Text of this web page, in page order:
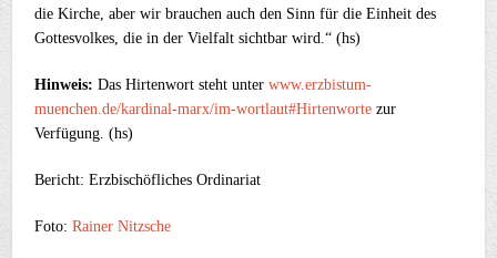
die Kirche, aber wir brauchen auch den Sinn für die Einheit des
Gottesvolkes, die in der Vielfalt sichtbar wird.“ (hs)
Hinweis: Das Hirtenwort steht unterwww.erzbistum-
muenchen.de/kardinal-marx/im-wortlaut#Hirtenworte zur
Verfügung. (hs)
Bericht: Erzbischöfliches Ordinariat
Foto:Rainer Nitzsche